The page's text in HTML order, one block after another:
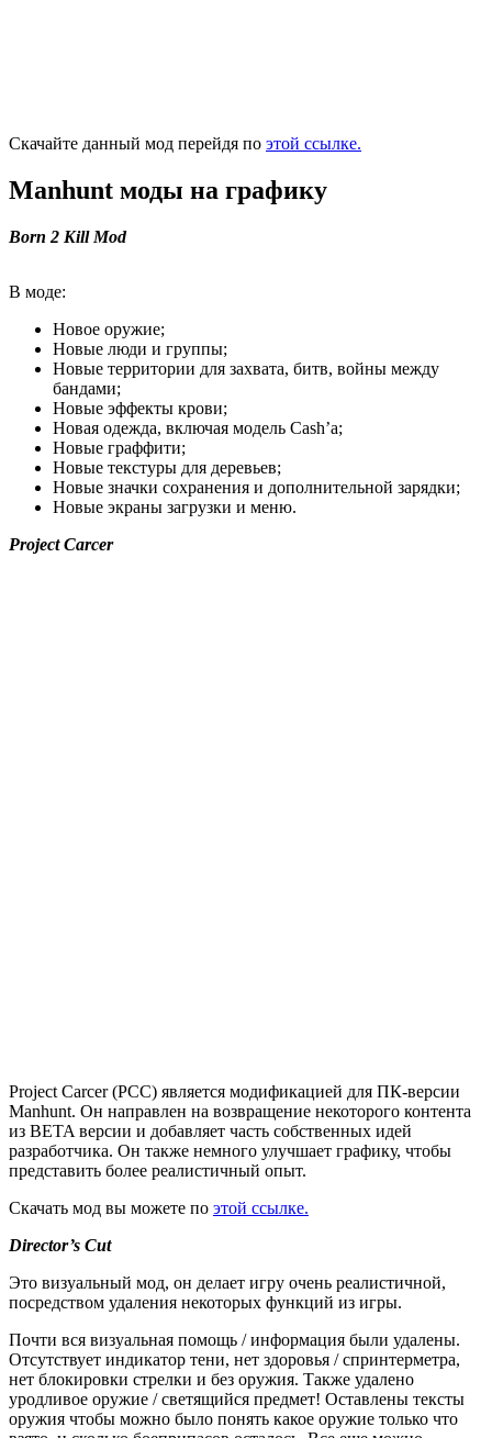
Скачайте данный мод перейдя по этой ссылке.
Manhunt моды на графику
Born 2 Kill Mod
В моде:
Новое оружие;
Новые люди и группы;
Новые территории для захвата, битв, войны между
бандами;
Новые эффекты крови;
Новая одежда, включая модель Cash’a;
Новые граффити;
Новые текстуры для деревьев;
Новые значки сохранения и дополнительной зарядки;
Новые экраны загрузки и меню.
Project Carcer
Project Carcer (PCC) является модификацией для ПК-версии
Manhunt. Он направлен на возвращение некоторого контента
из BETA версии и добавляет часть собственных идей
разработчика. Он также немного улучшает графику, чтобы
представить более реалистичный опыт.
Скачать мод вы можете по этой ссылке.
Director’s Cut
Это визуальный мод, он делает игру очень реалистичной,
посредством удаления некоторых функций из игры.
Почти вся визуальная помощь / информация были удалены.
Отсутствует индикатор тени, нет здоровья / спринтерметра,
нет блокировки стрелки и без оружия. Также удалено
уродливое оружие / светящийся предмет! Оставлены тексты
оружия чтобы можно было понять какое оружие только что